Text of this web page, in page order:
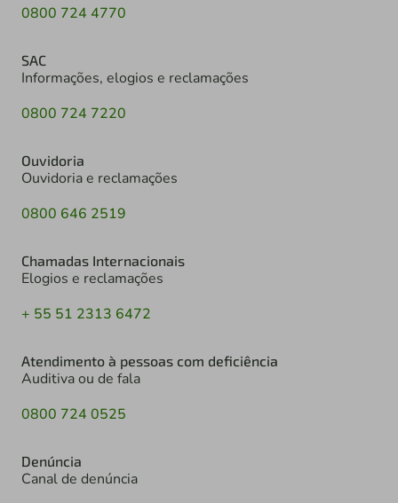
0800 724 4770
SAC
Informações, elogios e reclamações
0800 724 7220
Ouvidoria
Ouvidoria e reclamações
0800 646 2519
Chamadas Internacionais
Elogios e reclamações
+ 55 51 2313 6472
Atendimento à pessoas com deficiência
Auditiva ou de fala
0800 724 0525
Denúncia
Canal de denúncia